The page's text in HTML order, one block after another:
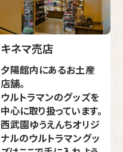
キネマ売店
夕陽館内にあるお土産
店舗。
ウルトラマンのグッズを
中心に取り扱っています。
西武園ゆうえんちオリジ
ナルのウルトラマングッ